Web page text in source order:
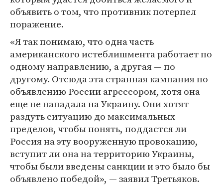
объявить о том, что противник потерпел
поражение.
«Я так понимаю, что одна часть
американского истеблишмента работает по
одному направлению, а другая — по
другому. Отсюда эта странная кампания по
объявлению России агрессором, хотя она
еще не нападала на Украину. Они хотят
раздуть ситуацию до максимальных
пределов, чтобы понять, поддастся ли
Россия на эту вооруженную провокацию,
вступит ли она на территорию Украины,
чтобы были введены санкции и это было бы
объявлено победой», — заявил Третьяков.